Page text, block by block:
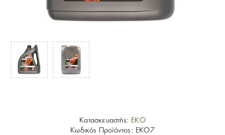
Κατασκευαστής: EKO
Κωδικός Προϊόντος: EKO7